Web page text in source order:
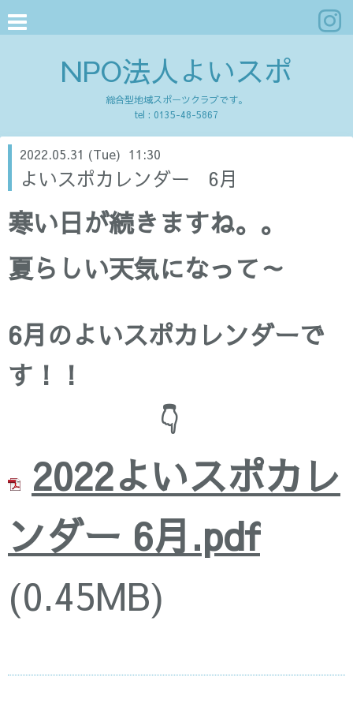
NPO法人よいスポ
総合型地域スポーツクラブです。
tel : 0135-48-5867
2022.05.31 (Tue) 11:30
よいスポカレンダー 6月
寒い日が続きますね。。
夏らしい天気になって～
6月のよいスポカレンダーで
す！！
👇
2022よいスポカレ
ンダー 6月.pdf
(0.45MB)